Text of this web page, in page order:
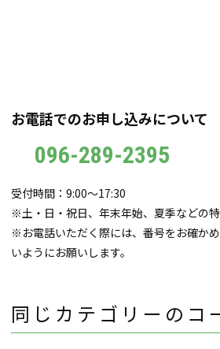
お電話でのお申し込みについて
096-289-2395
受付時間：9:00～17:30
※土・日・祝日、年末年始、夏季などの特
※お電話いただく際には、番号をお確か
いようにお願いします。
同じカテゴリーのコ